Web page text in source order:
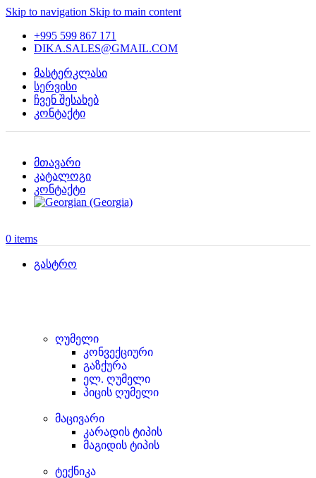
Skip to navigation Skip to main content
+995 599 867 171
DIKA.SALES@GMAIL.COM
მასტერკლასი
სერვისი
ჩვენ შესახებ
კონტაქტი
მთავარი
კატალოგი
კონტაქტი
0 items
გასტრო
ღუმელი
კონვექციური
გაზქურა
ელ. ღუმელი
პიცის ღუმელი
მაცივარი
კარადის ტიპის
მაგიდის ტიპის
ტექნიკა